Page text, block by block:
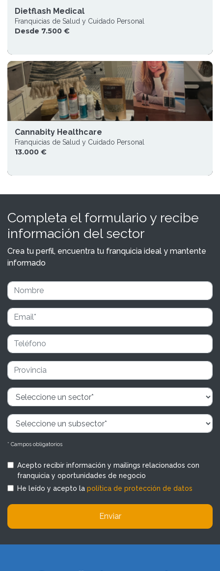
Dietflash Medical
Franquicias de Salud y Cuidado Personal
Desde 7.500 €
Cannabity Healthcare
Franquicias de Salud y Cuidado Personal
13.000 €
Completa el formulario y recibe
información del sector
Crea tu perfil, encuentra tu franquicia ideal y mantente
informado
* Campos obligatorios
Acepto recibir información y mailings relacionados con
franquicia y oportunidades de negocio
He leído y acepto la política de protección de datos
Enviar